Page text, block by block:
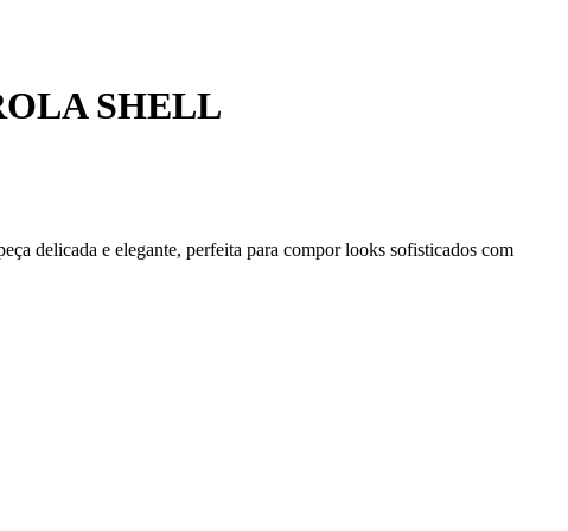
SHELL
delicada e elegante, perfeita para compor looks sofisticados com